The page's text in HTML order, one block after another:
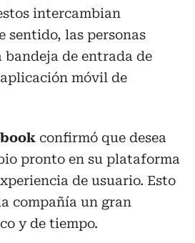
intercambian
sentido, las personas
bandeja de entrada de
móvil de
confirmó que desea
pronto en su plataforma
de usuario. Esto
compañía un gran
y de tiempo.